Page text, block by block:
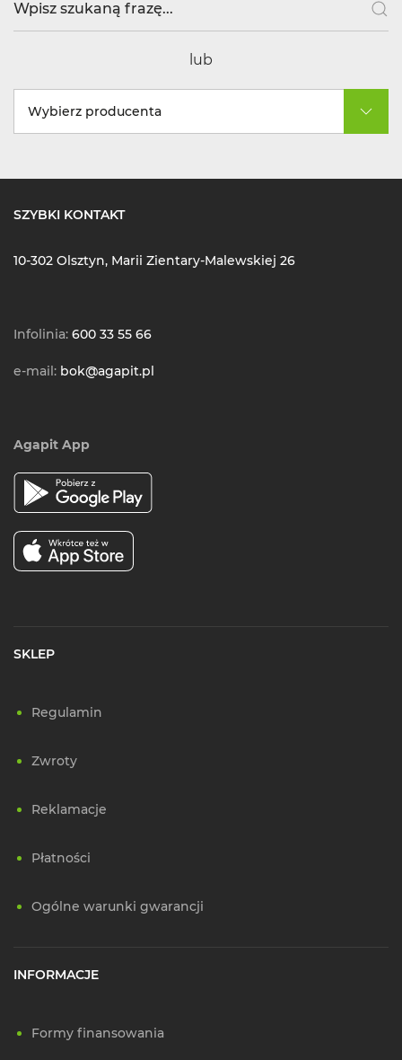
lub
Wybierz producenta
SZYBKI KONTAKT
10-302 Olsztyn, Marii Zientary-Malewskiej 26
Infolinia: 600 33 55 66
e-mail: bok@agapit.pl
Agapit App
SKLEP
Regulamin
Zwroty
Reklamacje
Płatności
Ogólne warunki gwarancji
INFORMACJE
Formy finansowania